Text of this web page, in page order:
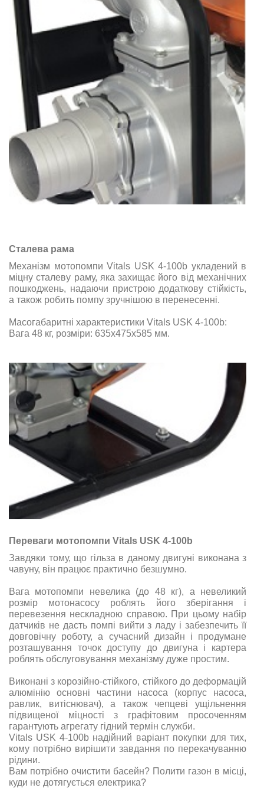
Сталева рама
Механізм мотопомпи Vitals USK 4-100b укладений в
міцну сталеву раму, яка захищає його від механічних
пошкоджень, надаючи пристрою додаткову стійкість,
а також робить помпу зручнішою в перенесенні.
Масогабаритні характеристики Vitals USK 4-100b:
Вага 48 кг, розміри: 635х475х585 мм.
Переваги мотопомпи Vitals USK 4-100b
Завдяки тому, що гільза в даному двигуні виконана з
чавуну, він працює практично безшумно.
Вага мотопомпи невелика (до 48 кг), а невеликий
розмір мотонасосу роблять його зберігання і
перевезення нескладною справою. При цьому набір
датчиків не дасть помпі вийти з ладу і забезпечить її
довговічну роботу, а сучасний дизайн і продумане
розташування точок доступу до двигуна і картера
роблять обслуговування механізму дуже простим.
Виконані з корозійно-стійкого, стійкого до деформацій
алюмінію основні частини насоса (корпус насоса,
равлик, витіснювач), а також чепцеві ущільнення
підвищеної міцності з графітовим просоченням
гарантують агрегату гідний термін служби.
Vitals USK 4-100b надійний варіант покупки для тих,
кому потрібно вирішити завдання по перекачуванню
рідини.
Вам потрібно очистити басейн? Полити газон в місці,
куди не дотягується електрика?